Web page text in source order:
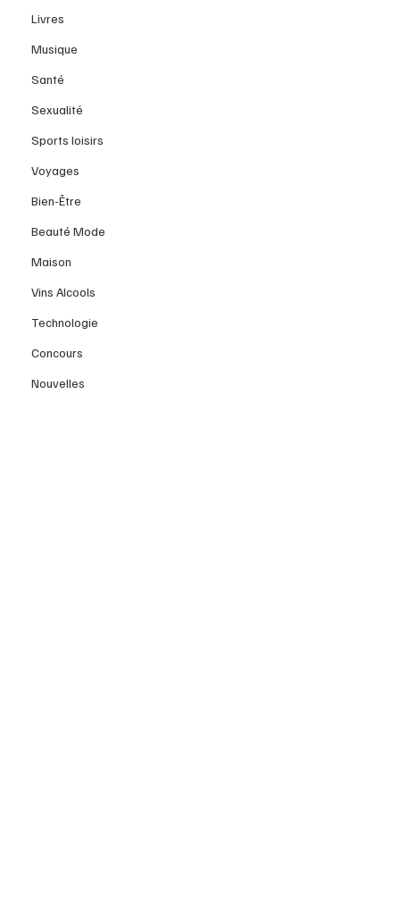
Livres
Musique
Santé
Sexualité
Sports loisirs
Voyages
Bien-Être
Beauté Mode
Maison
Vins Alcools
Technologie
Concours
Nouvelles